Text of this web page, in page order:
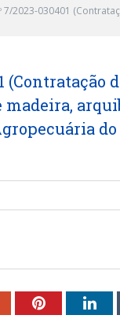
Nº 7/2023-030401
(Contratação
do
Pinterest